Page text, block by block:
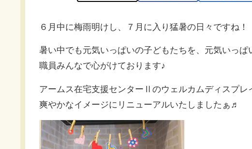
６月中に梅雨明けし、７月に入り猛暑の日々ですね！
暑い中でも元気いっぱいの子どもたちを、元気いっ
職員みんなで心がけております♪
アームス在宅支援センターⅡのウェルカムディスプレ
爽やかなイメージにリニューアルいたしましたぁ♬